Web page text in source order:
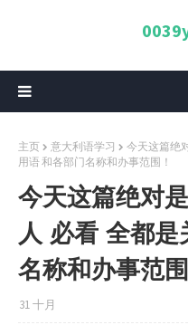
主页 意大利语学习
今天这篇绝
用语 和各部门名称和办事范围！
今天这篇绝对
人 必看 全都
名称和办事范围
31 十月